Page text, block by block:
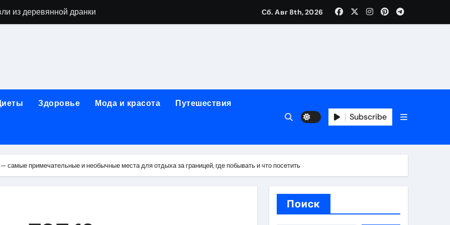
из деревянной дранки
аппаратов для электроэпиляции
направления медицинского центра
Стрешневе
зависимости: медицинские, психотерапевтические и социальные
Сб. Авг 8th, 2026
Здоровье Мода и красота Путешествия
Subscribe
примечательные и необычные места для отдыха за границей, где побывать и что посетить
Поиск